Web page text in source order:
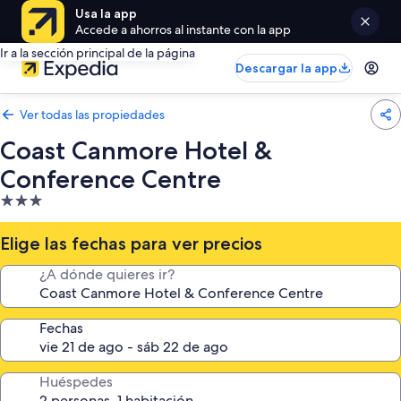
Usa la app
Accede a ahorros al instante con la app
Ir a la sección principal de la página
Descargar la app
Ver todas las propiedades
Coast Canmore Hotel &
Conference Centre
Propiedad
de
3.0
estrellas
Elige las fechas para ver precios
¿A dónde quieres ir?
Fechas
Huéspedes